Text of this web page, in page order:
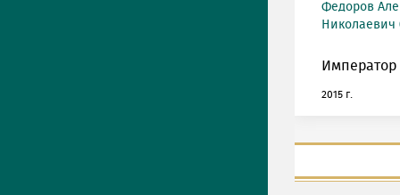
Федоров
Николаевич
2015 г.